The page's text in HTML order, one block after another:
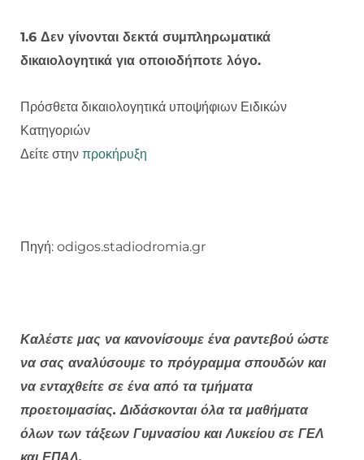
1.6 Δεν γίνονται δεκτά συμπληρωματικά
δικαιολογητικά για οποιοδήποτε λόγο.
Πρόσθετα δικαιολογητικά υποψήφιων Ειδικών
Κατηγοριών
Δείτε στην προκήρυξη
Πηγή: odigos.stadiodromia.gr
Καλέστε μας να κανονίσουμε ένα ραντεβού ώστε
να σας αναλύσουμε το πρόγραμμα σπουδών και
να ενταχθείτε σε ένα από τα τμήματα
προετοιμασίας. Διδάσκονται όλα τα μαθήματα
όλων των τάξεων Γυμνασίου και Λυκείου σε ΓΕΛ